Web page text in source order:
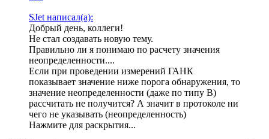
SJet написал(а):
Добрый день, коллеги!
Не стал создавать новую тему.
Правильно ли я понимаю по расчету значения
неопределенности....
Если при проведении измерений ГАНК
показывает значение ниже порога обнаружения, то
значение неопределенности (даже по типу В)
рассчитать не получится? А значит в протоколе ни
чего не указывать (неопределенность)
Нажмите для раскрытия...